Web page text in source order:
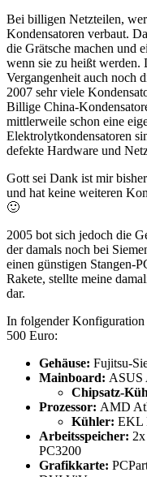
Bei billigen Netzteilen,
Kondensatoren verbaut.
die Grätsche machen und
wenn sie zu heißt werden.
Vergangenheit auch noch
2007 sehr viele
Billige China-
mittlerweile schon eine
Elektrolytkondensatoren
defekte Hardware und
Gott sei Dank ist mir
und hat keine weiteren
🙂
2005 bot sich jedoch die
der damals noch bei
einen günstigen Stangen-
Rakete, stellte meine
dar.
In folgender Konfiguration
500 Euro:
Gehäuse: Fujitsu-
Mainboard: ASUS
Chipsatz-
Prozessor: AMD
Kühler: EKL
Arbeitsspeicher:
PC3200
Grafikkarte: